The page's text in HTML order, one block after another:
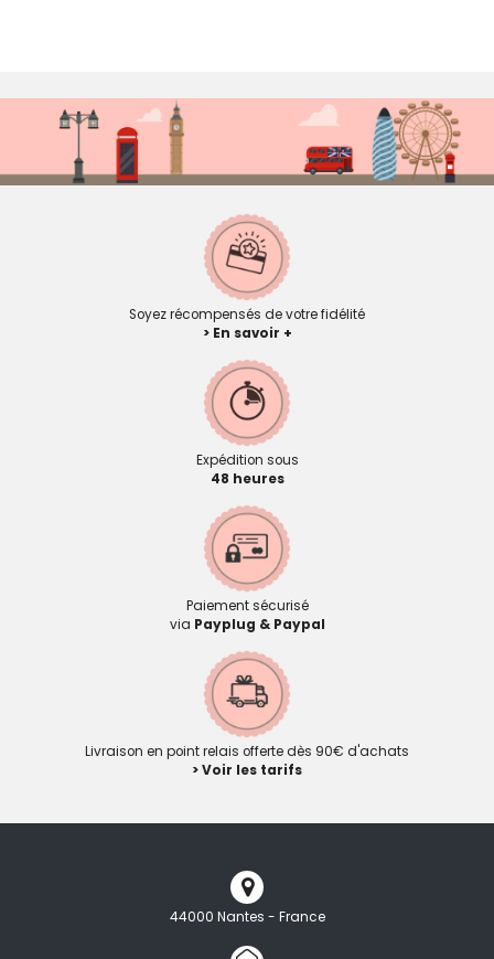
Soyez récompensés de votre fidélité
> En savoir +
Expédition sous
48 heures
Paiement sécurisé
via Payplug & Paypal
Livraison en point relais offerte dès 90€ d'achats
> Voir les tarifs
44000 Nantes - France